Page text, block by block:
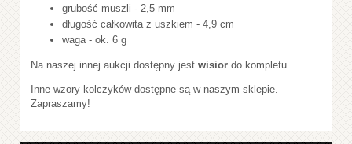
grubość muszli - 2,5 mm
długość całkowita z uszkiem - 4,9 cm
waga - ok. 6 g
Na naszej innej aukcji dostępny jest wisior do kompletu.
Inne wzory kolczyków dostępne są w naszym sklepie.
Zapraszamy!